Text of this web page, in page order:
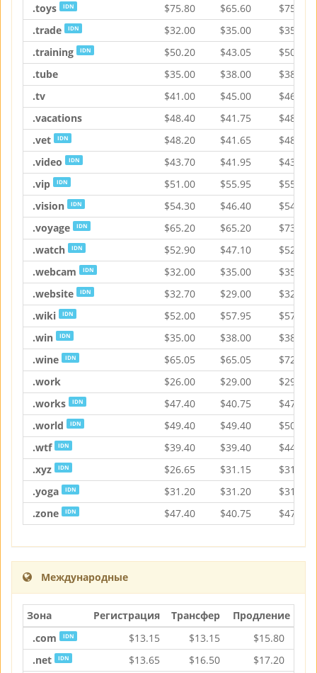
.toys
IDN $75.80 $65.60 $75.80
.trade
IDN $32.00 $35.00 $35.90
.training
IDN $50.20 $43.05 $50.20
.tube
$35.00 $38.00 $38.95
.tv
$41.00 $45.00 $46.15
.vacations
$48.40 $41.75 $48.40
.vet
IDN $48.20 $41.65 $48.20
.video
IDN $43.70 $41.95 $43.70
.vip
IDN $51.00 $55.95 $55.95
.vision
IDN $54.30 $46.40 $54.30
.voyage
IDN $65.20 $65.20 $73.00
.watch
IDN $52.90 $47.10 $52.90
.webcam
IDN $32.00 $35.00 $35.90
.website
IDN $32.70 $29.00 $32.70
.wiki
IDN $52.00 $57.95 $57.95
.win
IDN $35.00 $38.00 $38.95
.wine
IDN $65.05 $65.05 $72.95
.work
$26.00 $29.00 $29.00
.works
IDN $47.40 $40.75 $47.40
.world
IDN $49.40 $49.40 $50.75
.wtf
IDN $39.40 $39.40 $44.30
.xyz
IDN $26.65 $31.15 $31.15
.yoga
IDN $31.20 $31.20 $31.20
.zone
IDN $47.40 $40.75 $47.40
Международные
Зона Регистрация Трансфер
Продление
.com
IDN $13.15 $13.15 $15.80
.net
IDN $13.65 $16.50 $17.20